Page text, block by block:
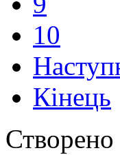
10
Кінець
Створено